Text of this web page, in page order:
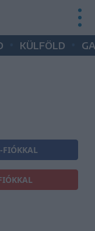
KÜLFÖLD
FIÓKKAL